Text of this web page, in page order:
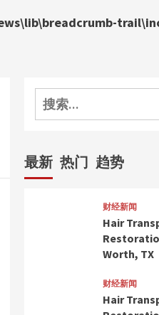
搜
索：
最新 热门 趋势
财经新闻
Hair
Worth, TX
财经新闻
Hair